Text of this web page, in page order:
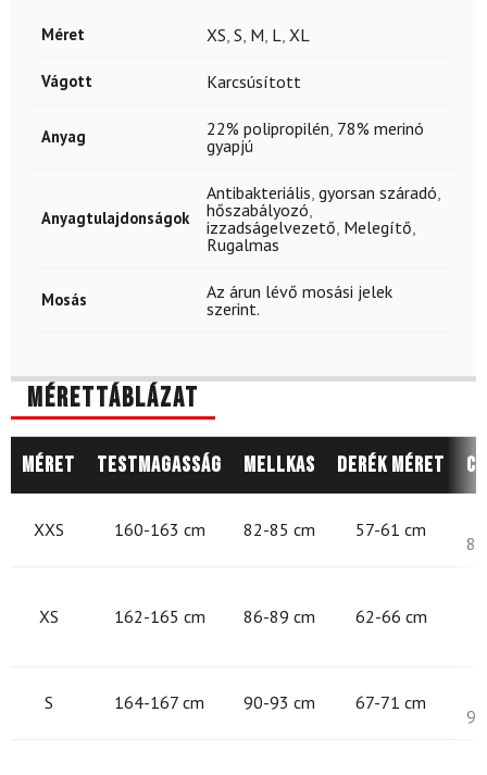
Méret XS S M L XL
Vágott Karcsúsított
Anyag 22% polipropilén 78% merinó
gyapjú
Anyagtulajdonságok
Antibakteriális gyorsan száradó
hőszabályozó
izzadságelvezető Melegítő
Rugalmas
Mosás
Az árun lévő mosási jelek
szerint.
Mérettáblázat
Méret Testmagasság Mellkas Derék méret
XXS 160-163 cm 82-85 cm 57-61 cm
XS 162-165 cm 86-89 cm 62-66 cm
S 164-167 cm 90-93 cm 67-71 cm